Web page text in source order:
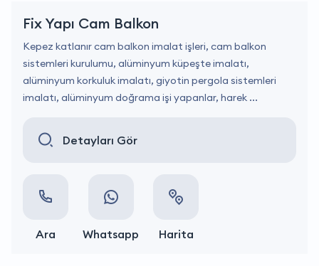
Fix Yapı Cam Balkon
Kepez katlanır cam balkon imalat işleri, cam balkon
sistemleri kurulumu, alüminyum küpeşte imalatı,
alüminyum korkuluk imalatı, giyotin pergola sistemleri
imalatı, alüminyum doğrama işi yapanlar, harek ...
Detayları Gör
Ara Whatsapp Harita